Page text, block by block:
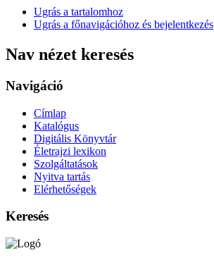
Ugrás a tartalomhoz
Ugrás a főnavigációhoz és bejelentkezés
Nav nézet keresés
Navigáció
Címlap
Katalógus
Digitális Könyvtár
Életrajzi lexikon
Szolgáltatások
Nyitva tartás
Elérhetőségek
Keresés